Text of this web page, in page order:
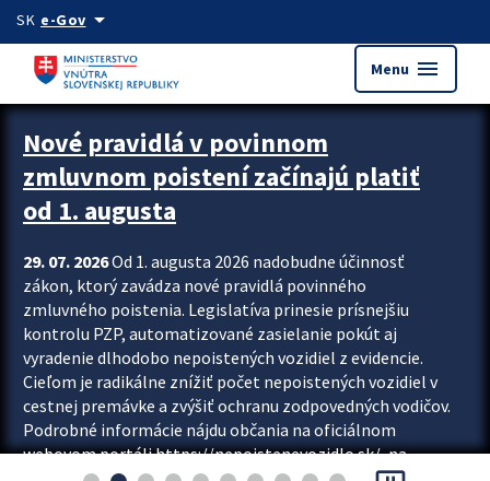
Preskocit na hlavný obsah
SK e-Govarrow_drop_down
Menu menu
Zastavit automatický posun upútavok
Nové pravidlá v povinnom
zmluvnom poistení začínajú platiť
od 1. augusta
29. 07. 2026Od 1. augusta 2026 nadobudne účinnosť
zákon, ktorý zavádza nové pravidlá povinného
zmluvného poistenia. Legislatíva prinesie prísnejšiu
kontrolu PZP, automatizované zasielanie pokút aj
vyradenie dlhodobo nepoistených vozidiel z evidencie.
Cieľom je radikálne znížiť počet nepoistených vozidiel v
cestnej premávke a zvýšiť ochranu zodpovedných vodičov.
Podrobné informácie nájdu občania na oficiálnom
webovom portáli https://nepoistenevozidlo.sk/, na